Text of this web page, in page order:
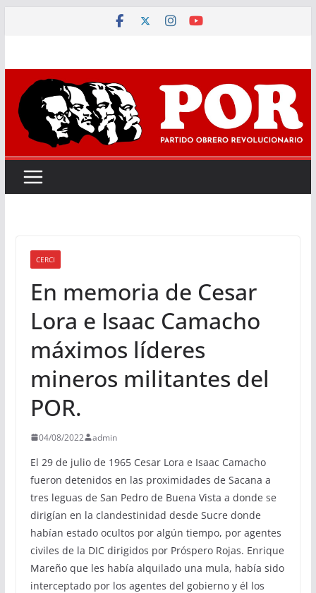
CERCI
En memoria de Cesar
Lora e Isaac Camacho
máximos líderes
mineros militantes del
POR.
04/08/2022 admin
El 29 de julio de 1965 Cesar Lora e Isaac Camacho
fueron detenidos en las proximidades de Sacana a
tres leguas de San Pedro de Buena Vista a donde se
dirigían en la clandestinidad desde Sucre donde
habían estado ocultos por algún tiempo, por agentes
civiles de la DIC dirigidos por Próspero Rojas. Enrique
Mareño que les había alquilado una mula, había sido
interceptado por los agentes del gobierno y él los